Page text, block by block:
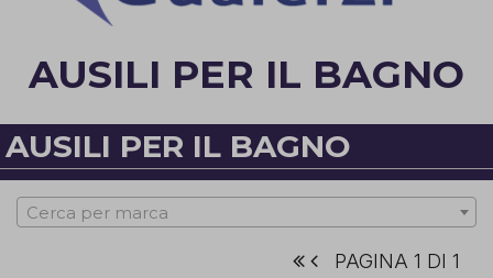
AUSILI PER IL BAGNO
AUSILI PER IL BAGNO
Cerca per marca
PAGINA 1 DI 1